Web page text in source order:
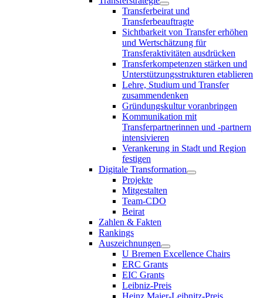
Transferbeirat und
Transferbeauftragte
Sichtbarkeit von Transfer erhöhen
und Wertschätzung für
Transferaktivitäten ausdrücken
Transferkompetenzen stärken und
Unterstützungsstrukturen etablieren
Lehre, Studium und Transfer
zusammendenken
Gründungskultur voranbringen
Kommunikation mit
Transferpartnerinnen und -partnern
intensivieren
Verankerung in Stadt und Region
festigen
Digitale Transformation
Projekte
Mitgestalten
Team-CDO
Beirat
Zahlen & Fakten
Rankings
Auszeichnungen
U Bremen Excellence Chairs
ERC Grants
EIC Grants
Leibniz-Preis
Heinz Maier-Leibnitz-Preis